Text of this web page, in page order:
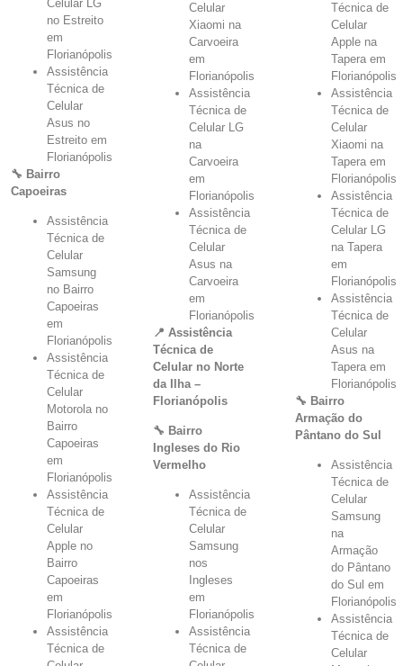
Celular LG
no Estreito
em
Florianópolis
Assistência
Técnica de
Celular
Asus no
Estreito em
Florianópolis
🔧 Bairro
Capoeiras
Assistência
Técnica de
Celular
Samsung
no Bairro
Capoeiras
em
Florianópolis
Assistência
Técnica de
Celular
Motorola no
Bairro
Capoeiras
em
Florianópolis
Assistência
Técnica de
Celular
Apple no
Bairro
Capoeiras
em
Florianópolis
Assistência
Técnica de
Celular
Xiaomi na
Carvoeira
em
Florianópolis
Assistência
Técnica de
Celular LG
na
Carvoeira
em
Florianópolis
Assistência
Técnica de
Celular
Asus na
Carvoeira
em
Florianópolis
📍 Assistência
Técnica de
Celular no Norte
da Ilha –
Florianópolis
🔧 Bairro
Ingleses do Rio
Vermelho
Assistência
Técnica de
Celular
Samsung
nos
Ingleses
em
Florianópolis
Assistência
Técnica de
Técnica de
Celular
Apple na
Tapera em
Florianópolis
Assistência
Técnica de
Celular
Xiaomi na
Tapera em
Florianópolis
Assistência
Técnica de
Celular LG
na Tapera
em
Florianópolis
Assistência
Técnica de
Celular
Asus na
Tapera em
Florianópolis
🔧 Bairro
Armação do
Pântano do Sul
Assistência
Técnica de
Celular
Samsung
na
Armação
do Pântano
do Sul em
Florianópolis
Assistência
Técnica de
Celular